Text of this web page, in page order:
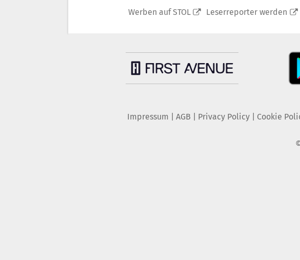
Werben auf STOL Leserreporter werden
Impressum AGB Privacy Policy| Cookie